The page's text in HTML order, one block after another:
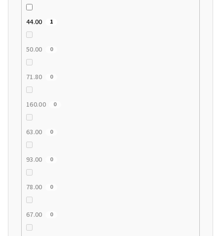
44.00 1
50.00 0
71.80 0
160.00 0
63.00 0
93.00 0
78.00 0
67.00 0